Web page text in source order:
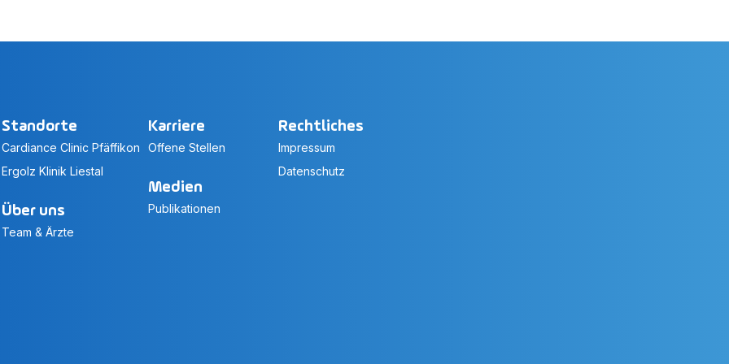
Standorte
Cardiance Clinic Pfäffikon
Ergolz Klinik Liestal
Über uns
Team & Ärzte
Karriere
Offene Stellen
Medien
Publikationen
Rechtliches
Impressum
Datenschutz